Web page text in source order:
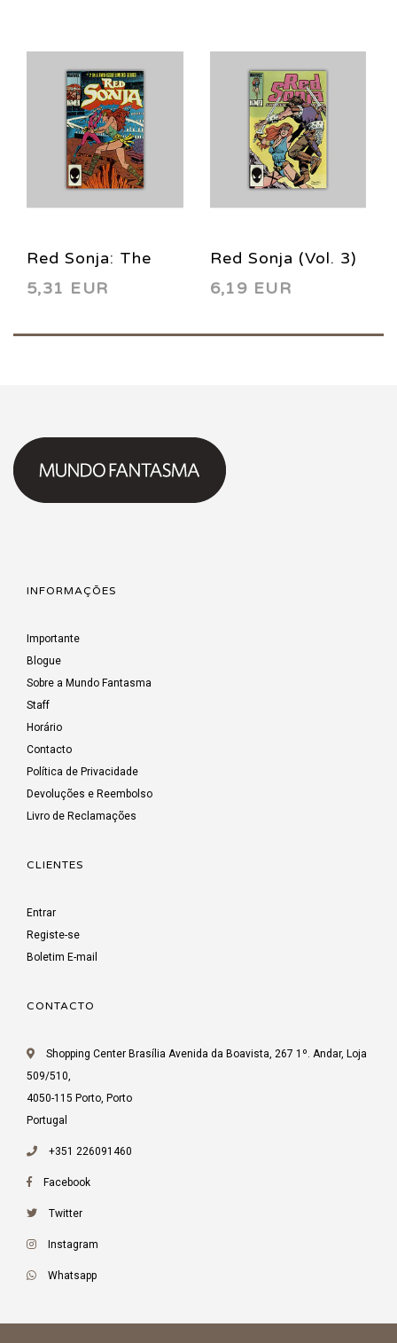
Red Sonja: The
Movie 2 1985
5,31 EUR
Red Sonja (Vol. 3)
12 1986
6,19 EUR
INFORMAÇÕES
Importante
Blogue
Sobre a Mundo Fantasma
Staff
Horário
Contacto
Política de Privacidade
Devoluções e Reembolso
Livro de Reclamações
CLIENTES
Entrar
Registe-se
Boletim E-mail
CONTACTO
Shopping Center Brasília Avenida da Boavista, 267 1º. Andar, Loja
509/510,
4050-115 Porto, Porto
Portugal
+351 226091460
Facebook
Twitter
Instagram
Whatsapp